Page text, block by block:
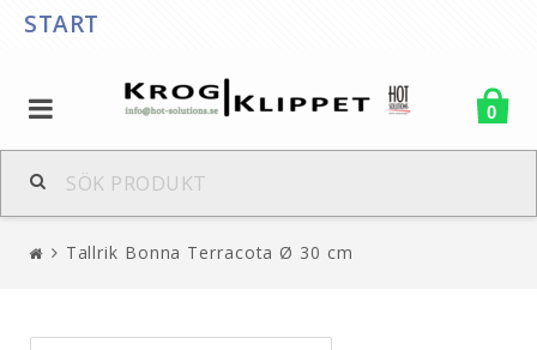
START
0
Tallrik Bonna Terracota Ø 30 cm